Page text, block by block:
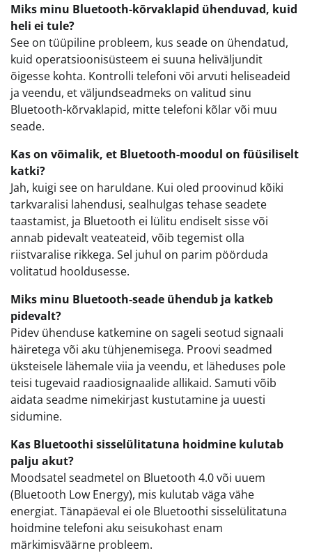
Miks minu Bluetooth-kõrvaklapid ühenduvad, kuid
heli ei tule?
See on tüüpiline probleem, kus seade on ühendatud,
kuid operatsioonisüsteem ei suuna heliväljundit
õigesse kohta. Kontrolli telefoni või arvuti heliseadeid
ja veendu, et väljundseadmeks on valitud sinu
Bluetooth-kõrvaklapid, mitte telefoni kõlar või muu
seade.
Kas on võimalik, et Bluetooth-moodul on füüsiliselt
katki?
Jah, kuigi see on haruldane. Kui oled proovinud kõiki
tarkvaralisi lahendusi, sealhulgas tehase seadete
taastamist, ja Bluetooth ei lülitu endiselt sisse või
annab pidevalt veateateid, võib tegemist olla
riistvaralise rikkega. Sel juhul on parim pöörduda
volitatud hooldusesse.
Miks minu Bluetooth-seade ühendub ja katkeb
pidevalt?
Pidev ühenduse katkemine on sageli seotud signaali
häiretega või aku tühjenemisega. Proovi seadmed
üksteisele lähemale viia ja veendu, et läheduses pole
teisi tugevaid raadiosignaalide allikaid. Samuti võib
aidata seadme nimekirjast kustutamine ja uuesti
sidumine.
Kas Bluetoothi sisselülitatuna hoidmine kulutab
palju akut?
Moodsatel seadmetel on Bluetooth 4.0 või uuem
(Bluetooth Low Energy), mis kulutab väga vähe
energiat. Tänapäeval ei ole Bluetoothi sisselülitatuna
hoidmine telefoni aku seisukohast enam
märkimisväärne probleem.